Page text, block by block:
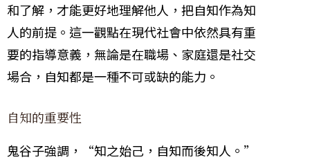
和了解，才能更好地理解他人，把自知作為知
人的前提。這一觀點在現代社會中依然具有重
要的指導意義，無論是在職場、家庭還是社交
場合，自知都是一種不可或缺的能力。
自知的重要性
鬼谷子強調，“知之始己，自知而後知人。”